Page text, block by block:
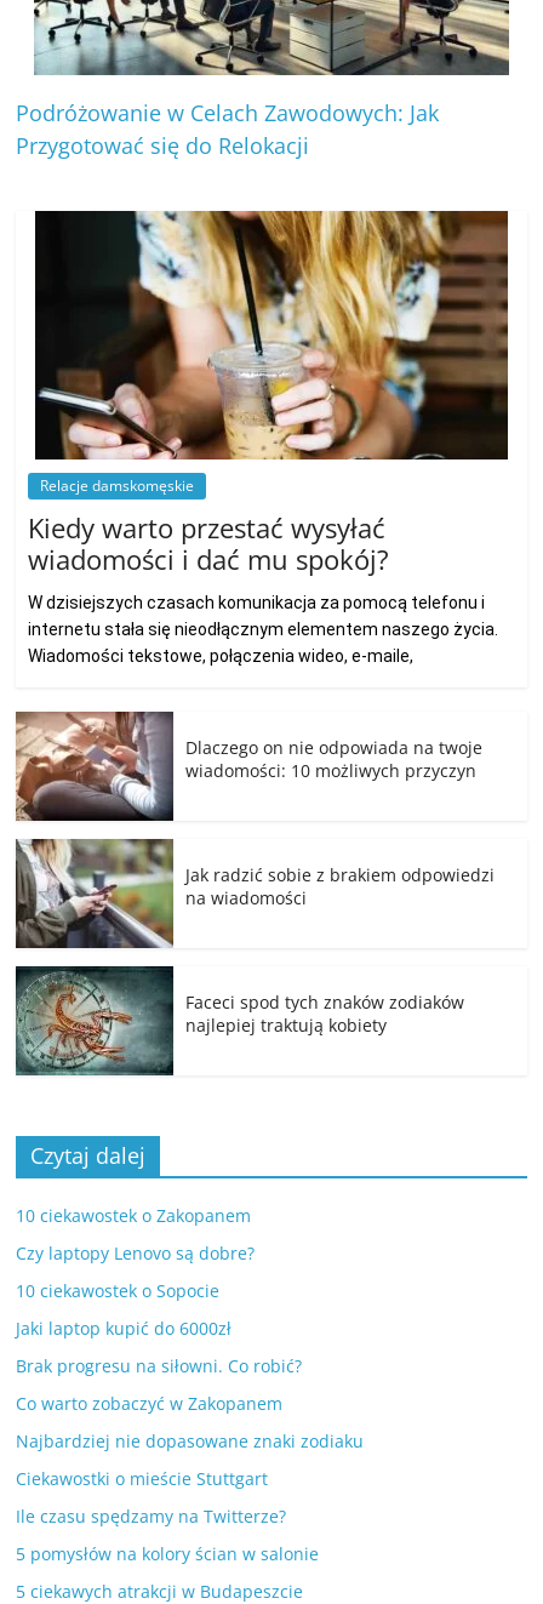
Podróżowanie w Celach Zawodowych: Jak
Przygotować się do Relokacji
Relacje damskomęskie
Kiedy warto przestać wysyłać
wiadomości i dać mu spokój?
W dzisiejszych czasach komunikacja za pomocą telefonu i
internetu stała się nieodłącznym elementem naszego życia.
Wiadomości tekstowe, połączenia wideo, e-maile,
Dlaczego on nie odpowiada na twoje
wiadomości: 10 możliwych przyczyn
Jak radzić sobie z brakiem odpowiedzi
na wiadomości
Faceci spod tych znaków zodiaków
najlepiej traktują kobiety
Czytaj dalej
10 ciekawostek o Zakopanem
Czy laptopy Lenovo są dobre?
10 ciekawostek o Sopocie
Jaki laptop kupić do 6000zł
Brak progresu na siłowni. Co robić?
Co warto zobaczyć w Zakopanem
Najbardziej nie dopasowane znaki zodiaku
Ciekawostki o mieście Stuttgart
Ile czasu spędzamy na Twitterze?
5 pomysłów na kolory ścian w salonie
5 ciekawych atrakcji w Budapeszcie